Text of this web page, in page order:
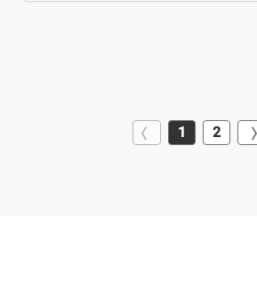
1 2